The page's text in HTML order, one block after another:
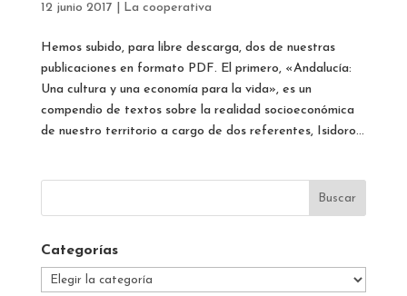
12 junio 2017 La cooperativa
Hemos subido, para libre descarga, dos de nuestras
publicaciones en formato PDF. El primero, «Andalucía:
Una cultura y una economía para la vida», es un
compendio de textos sobre la realidad socioeconómica
de nuestro territorio a cargo de dos referentes, Isidoro...
Categorías
Categorías